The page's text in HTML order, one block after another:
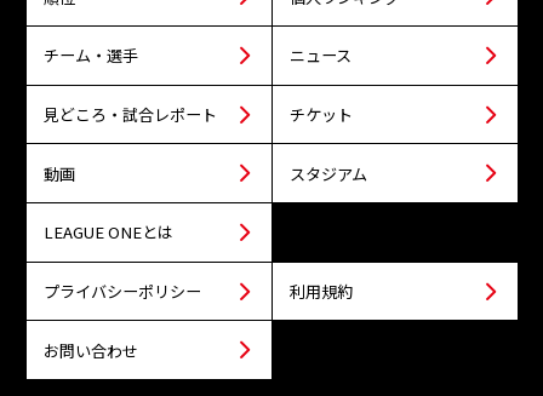
チーム・選手 ニュース
見どころ・試合レポート チケット
動画 スタジアム
LEAGUE ONEとは
プライバシーポリシー 利用規約
お問い合わせ